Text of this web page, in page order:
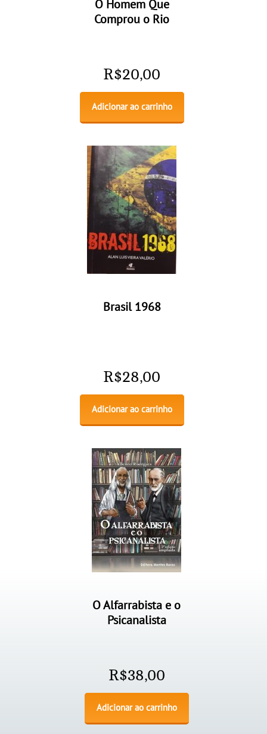
O Homem Que
Comprou o Rio
R$20,00
Adicionar ao carrinho
Brasil 1968
R$28,00
Adicionar ao carrinho
O Alfarrabista e o
Psicanalista
R$38,00
Adicionar ao carrinho